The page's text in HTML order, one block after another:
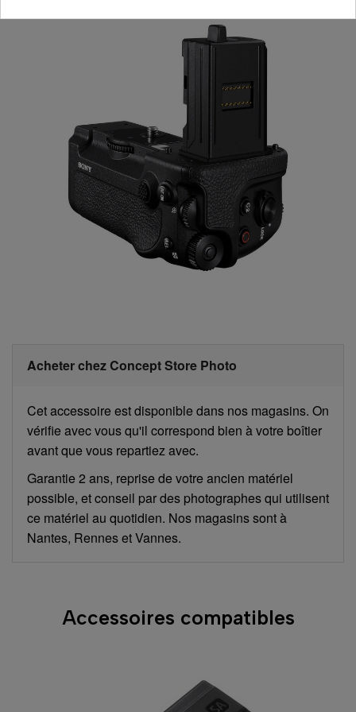
Acheter chez Concept Store Photo
Cet accessoire est disponible dans nos magasins. On
vérifie avec vous qu'il correspond bien à votre boîtier
avant que vous repartiez avec.
Garantie 2 ans, reprise de votre ancien matériel
possible, et conseil par des photographes qui utilisent
ce matériel au quotidien. Nos magasins sont à
Nantes, Rennes et Vannes.
Accessoires compatibles